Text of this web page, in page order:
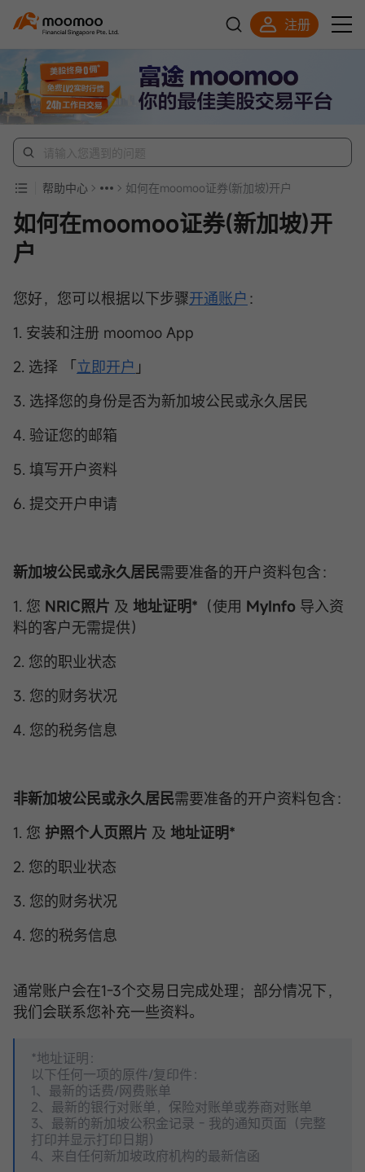
注册
帮助中心 如何在moomoo证券(新加坡)开户
如何在moomoo证券(新加坡)开
户
您好，您可以根据以下步骤开通账户 ：
1. 安装和注册 moomoo App
2. 选择 「立即开户 」
3. 选择您的身份是否为新加坡公民或永久居民
4. 验证您的邮箱
5. 填写开户资料
6. 提交开户申请
新加坡公民或永久居民需要准备的开户资料包含：
1. 您 NRIC照片 及 地址证明* （使用 MyInfo 导入资
料的客户无需提供）
2. 您的职业状态
3. 您的财务状况
4. 您的税务信息
非新加坡公民或永久居民需要准备的开户资料包含：
1. 您 护照个人页照片 及 地址证明*
2. 您的职业状态
3. 您的财务状况
4. 您的税务信息
通常账户会在1-3个交易日完成处理；部分情况下，
我们会联系您补充一些资料。
*地址证明：
以下任何一项的原件/复印件：
1、最新的话费/网费账单
2、最新的银行对账单，保险对账单或券商对账单
3、最新的新加坡公积金记录 - 我的通知页面（完整
打印并显示打印日期）
4、来自任何新加坡政府机构的最新信函